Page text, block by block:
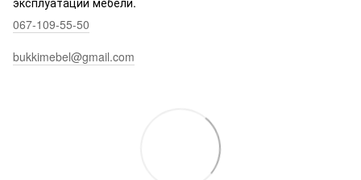
067-109-55-50
bukkimebel@gmail.com